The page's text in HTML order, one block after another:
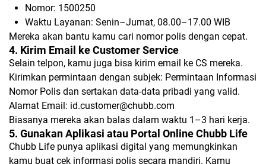
Nomor: 1500250
Waktu Layanan: Senin–Jumat, 08.00–17.00 WIB
Mereka akan bantu kamu cari nomor polis dengan cepat.
4. Kirim Email ke Customer Service
Selain telpon, kamu juga bisa kirim email ke CS mereka.
Kirimkan permintaan dengan subjek: Permintaan Informasi
Nomor Polis dan sertakan data-data pribadi yang valid.
Alamat Email: id.customer@chubb.com
Biasanya mereka akan balas dalam waktu 1–3 hari kerja.
5. Gunakan Aplikasi atau Portal Online Chubb Life
Chubb Life punya aplikasi digital yang memungkinkan
kamu buat cek informasi polis secara mandiri. Kamu